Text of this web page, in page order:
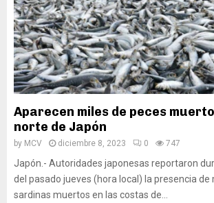
Aparecen miles de peces
norte de Japón
by MCV diciembre 8, 2023 0 747
Japón.- Autoridades japonesas reportaron
del pasado jueves (hora local) la presencia de
sardinas muertos en las costas de...